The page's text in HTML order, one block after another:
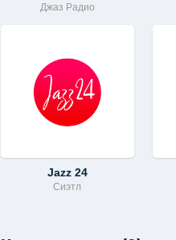
Джаз Радио
Jazz 24
Сиэтл